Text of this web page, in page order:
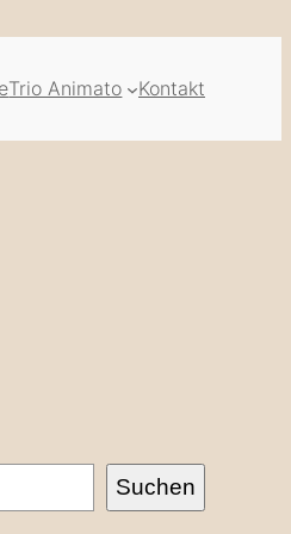
Trio Animato Kontakt
Suchen